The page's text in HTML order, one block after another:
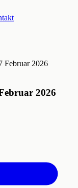
Februar 2026
2026